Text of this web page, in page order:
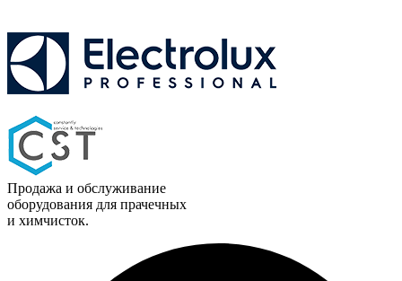
Продажа и обслуживание
оборудования для прачечных
и химчисток.